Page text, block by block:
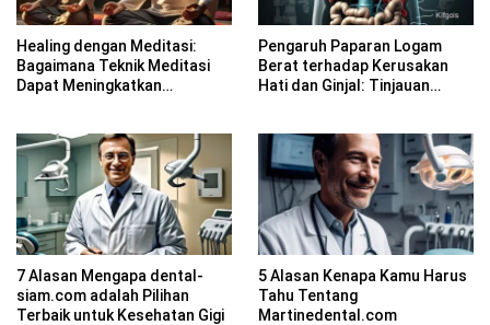
Healing dengan Meditasi:
Bagaimana Teknik Meditasi
Dapat Meningkatkan
Pengaruh Paparan Logam
Berat terhadap Kerusakan
Hati dan Ginjal: Tinjauan
7 Alasan Mengapa dental-
siam.com adalah Pilihan
Terbaik untuk Kesehatan Gigi
5 Alasan Kenapa Kamu Harus
Tahu Tentang
Martinedental.com